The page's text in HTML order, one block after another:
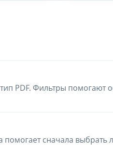
PDF. Фильтры помогают
помогает сначала выбрать